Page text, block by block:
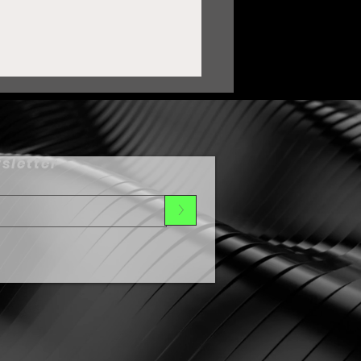
Zacatecas lazos
Cultural
al Festival de Día
Muertos 2026
>